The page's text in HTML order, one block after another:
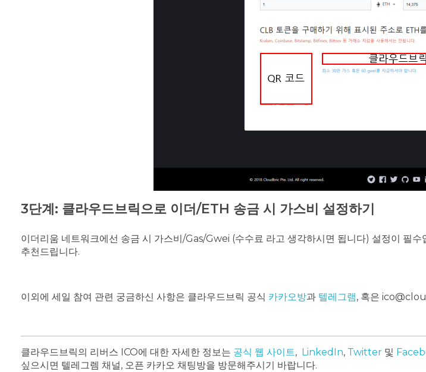
3단계: 클라우드브릭으로 이더/ETH 송금 시 가스비 설정하기
이더리움 네트워크에선 송금 시 가스비/Gas/Gwei (수수료 라고 생각하시면 됩니다) 설정이 필
추천드립니다.
이외에 세일 참여 관련 궁금하신 사항은 클라우드브릭 공식 카카오방과 텔레그램, 혹은
클라우드브릭의 리버스 ICO에 대한 자세한 정보는 공식 웹 사이트, LinkedIn, Twitter 및
싶으시면 텔레그렘 채널, 오픈 카카오 채팅방을 방문해주시기 바랍니다.